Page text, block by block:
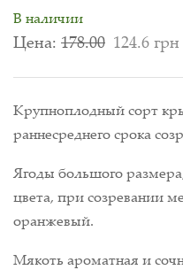
В наличии
Цена: 178.00 124.6 грн
Крупноплодный сорт
раннесреднего срока
Ягоды большого
цвета, при созревании
оранжевый.
Мякоть ароматная и